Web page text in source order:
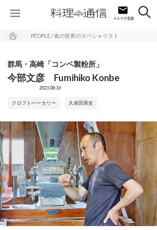
PEOPLE / 食の世界のスペシャリスト
群馬・高崎「コンベ製粉所」
今部文彦 Fumihiko Konbe
2021.08.16
クロフトベーカリー 久保田英史